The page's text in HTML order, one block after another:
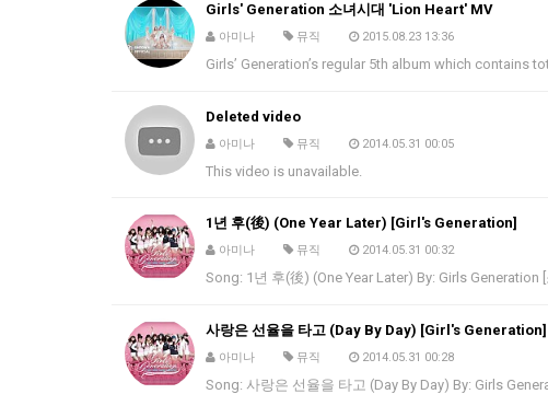
Girls' Generation 소녀시대 'Lion Heart' MV
아미나 뮤직 2015.08.23 13:36
Girls’ Generation’s regular 5th album which contains
Deleted video
아미나 뮤직 2014.05.31 00:05
This video is unavailable.
1년 후(後) (One Year Later) [Girl's Generation]
아미나 뮤직 2014.05.31 00:32
Song: 1년 후(後) (One Year Later) By: Girls Generation
사랑은 선율을 타고 (Day By Day) [Girl's Generation]
아미나 뮤직 2014.05.31 00:28
Song: 사랑은 선율을 타고 (Day By Day) By: Girls